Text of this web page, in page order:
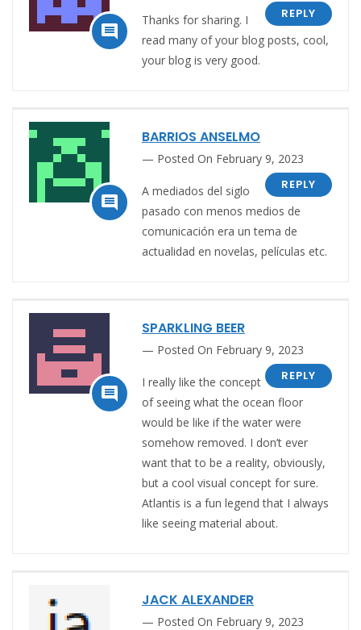

REPLY
Thanks for sharing. I
read many of your blog posts, cool,
your blog is very good.

BARRIOS ANSELMO
Posted On February 9, 2023
REPLY
A mediados del siglo
pasado con menos medios de
comunicación era un tema de
actualidad en novelas, películas etc.

SPARKLING BEER
Posted On February 9, 2023
REPLY
I really like the concept
of seeing what the ocean floor
would be like if the water were
somehow removed. I don’t ever
want that to be a reality, obviously,
but a cool visual concept for sure.
Atlantis is a fun legend that I always
like seeing material about.
JACK ALEXANDER
Posted On February 9, 2023